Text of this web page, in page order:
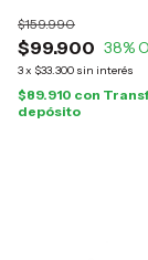
$99.900
$159.990
38%
3x $33.300 sin interés
$89.910 con
depósito